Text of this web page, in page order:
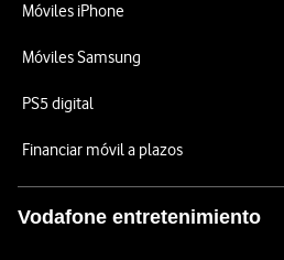
Móviles iPhone
Móviles Samsung
PS5 digital
Financiar móvil a plazos
Vodafone entretenimiento